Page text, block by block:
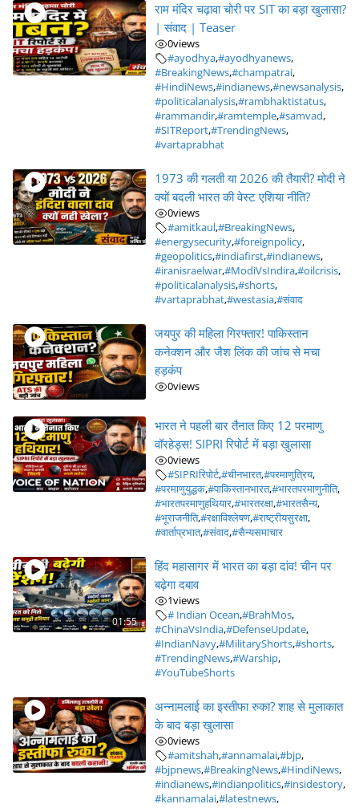
राम मंदिर चढ़ावा चोरी पर SIT का बड़ा खुलासा?
| संवाद | Teaser
0views
#ayodhya,#ayodhyanews,
#BreakingNews,#champatrai,
#HindiNews,#indianews,#newsanalysis,
#politicalanalysis,#rambhaktistatus,
#rammandir,#ramtemple,#samvad,
#SITReport,#TrendingNews,
#vartaprabhat
1973 की गलती या 2026 की तैयारी? मोदी ने
क्यों बदली भारत की वेस्ट एशिया नीति?
0views
#amitkaul,#BreakingNews,
#energysecurity,#foreignpolicy,
#geopolitics,#indiafirst,#indianews,
#iranisraelwar,#ModiVsIndira,#oilcrisis,
#politicalanalysis,#shorts,
#vartaprabhat,#westasia,#संवाद
जयपुर की महिला गिरफ्तार! पाकिस्तान
कनेक्शन और जैश लिंक की जांच से मचा
हड़कंप
0views
भारत ने पहली बार तैनात किए 12 परमाणु
वॉरहेड्स! SIPRI रिपोर्ट में बड़ा खुलासा
0views
#SIPRIरिपोर्ट,#चीनभारत,#परमाणुत्रिय,
#परमाणुयुद्धक,#पाकिस्तानभारत,#भारतपरमाणुनीति,
#भारतपरमाणुहथियार,#भारतरक्षा,#भारतसैन्य,
#भूराजनीति,#रक्षाविश्लेषण,#राष्ट्रीयसुरक्षा,
#वार्ताप्रभात,#संवाद,#सैन्यसमाचार
01:55
हिंद महासागर में भारत का बड़ा दांव! चीन पर
बढ़ेगा दबाव
1views
# Indian Ocean,#BrahMos,
#ChinaVsIndia,#DefenseUpdate,
#IndianNavy,#MilitaryShorts,#shorts,
#TrendingNews,#Warship,
#YouTubeShorts
अन्नामलाई का इस्तीफा रुका? शाह से मुलाकात
के बाद बड़ा खुलासा
0views
#amitshah,#annamalai,#bjp,
#bjpnews,#BreakingNews,#HindiNews,
#indianews,#indianpolitics,#insidestory,
#kannamalai,#latestnews,